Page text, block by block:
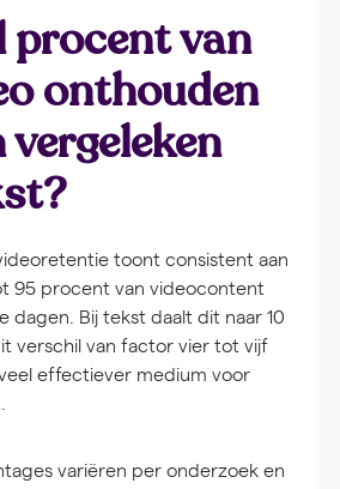
procent van
onthouden
toont consistent aan
95 procent van videocontent
dagen. Bij tekst daalt dit naar 10
verschil van factor vier tot vijf
effectiever medium voor
variëren per onderzoek en